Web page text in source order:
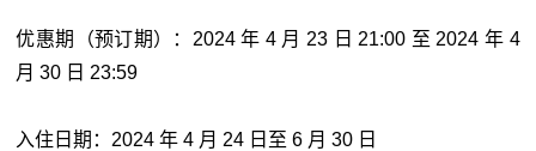
优惠期（预订期）：2024 年 4 月 23 日 21:00 至 2024 年 4
月 30 日 23:59
入住日期：2024 年 4 月 24 日至 6 月 30 日